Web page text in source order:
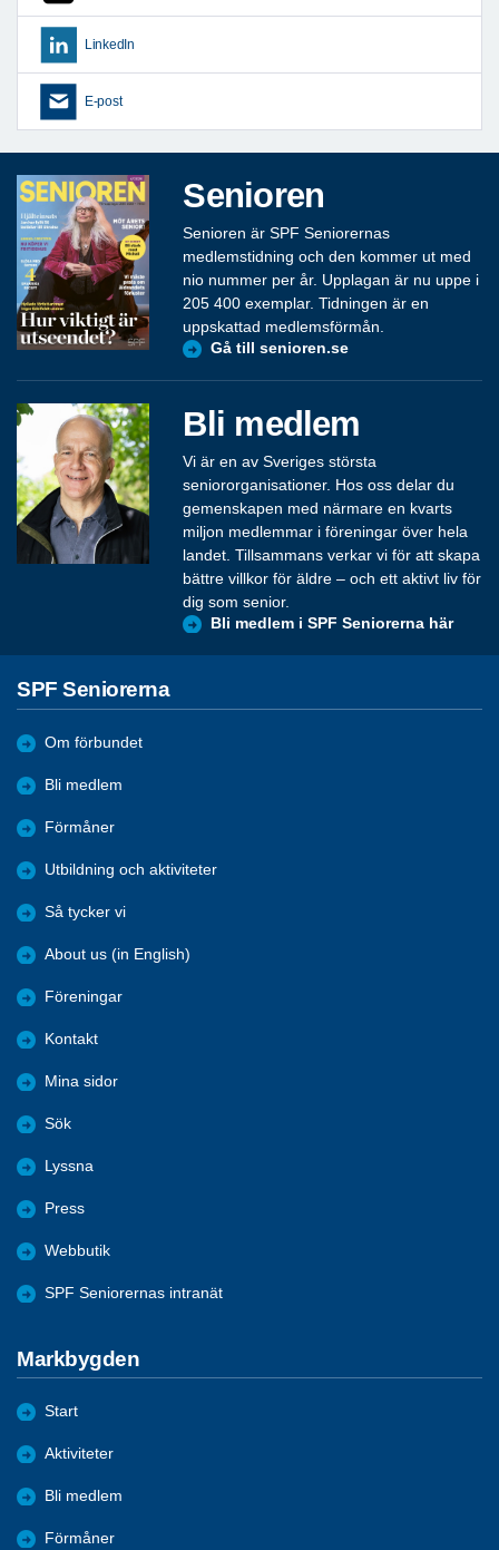
LinkedIn
E-post
Senioren
Senioren är SPF Seniorernas
medlemstidning och den kommer ut med
nio nummer per år. Upplagan är nu uppe i
205 400 exemplar. Tidningen är en
uppskattad medlemsförmån.
Gå till senioren.se
Bli medlem
Vi är en av Sveriges största
seniororganisationer. Hos oss delar du
gemenskapen med närmare en kvarts
miljon medlemmar i föreningar över hela
landet. Tillsammans verkar vi för att skapa
bättre villkor för äldre – och ett aktivt liv för
dig som senior.
Bli medlem i SPF Seniorerna här
SPF Seniorerna
Om förbundet
Bli medlem
Förmåner
Utbildning och aktiviteter
Så tycker vi
About us (in English)
Föreningar
Kontakt
Mina sidor
Sök
Lyssna
Press
Webbutik
SPF Seniorernas intranät
Markbygden
Start
Aktiviteter
Bli medlem
Förmåner